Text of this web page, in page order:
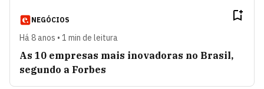
NEGÓCIOS
Há 8 anos • 1 min de leitura
As 10 empresas mais inovadoras no Brasil,
segundo a Forbes